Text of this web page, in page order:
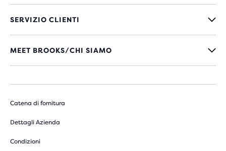
SERVIZIO CLIENTI
MEET BROOKS/CHI SIAMO
Catena di fornitura
Dettagli Azienda
Condizioni